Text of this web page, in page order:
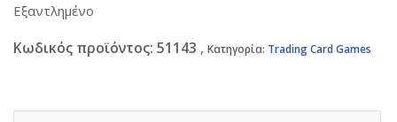
Εξαντλημένο
Κωδικός προϊόντος: 51143 Κατηγορία: Trading Card Games